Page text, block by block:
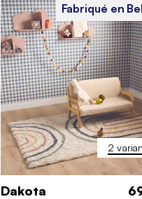
2
Fabriqué en
Dakota